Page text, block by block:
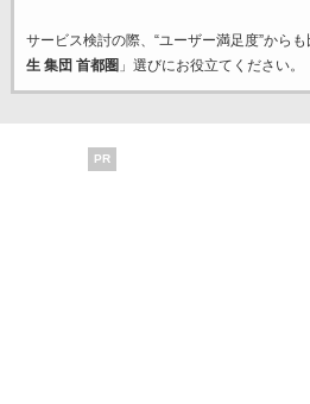
サービス検討の際、“ユーザー満足度”からも
生 集団 首都圏 」選びにお役立てください。
PR